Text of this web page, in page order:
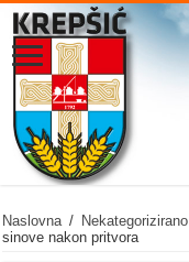
Naslovna / Nekategorizirano
sinove nakon pritvora